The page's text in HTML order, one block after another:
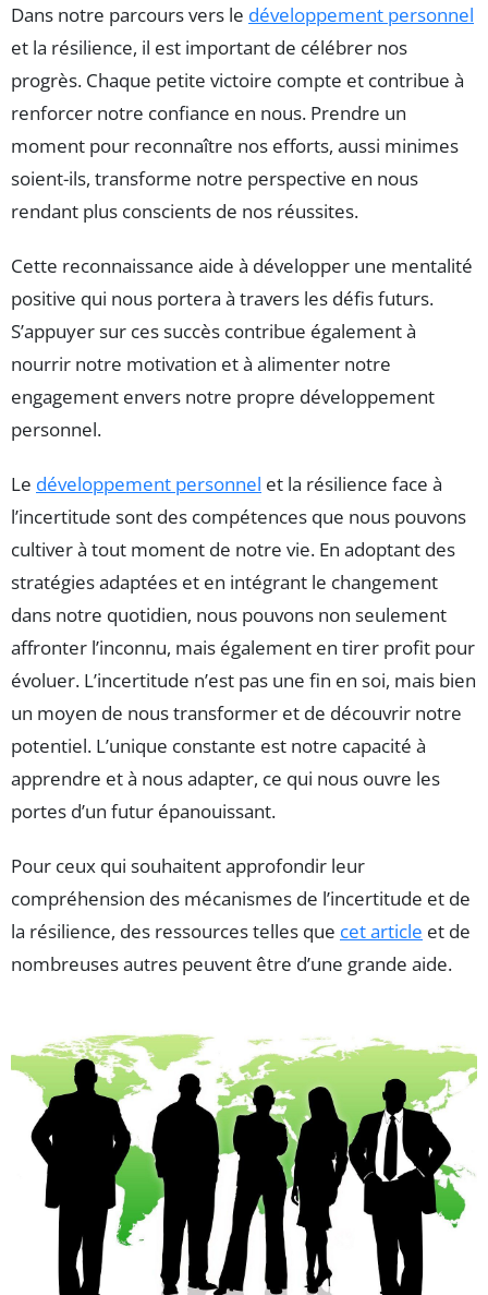
Dans notre parcours vers le développement personnel
et la résilience, il est important de célébrer nos
progrès. Chaque petite victoire compte et contribue à
renforcer notre confiance en nous. Prendre un
moment pour reconnaître nos efforts, aussi minimes
soient-ils, transforme notre perspective en nous
rendant plus conscients de nos réussites.
Cette reconnaissance aide à développer une mentalité
positive qui nous portera à travers les défis futurs.
S’appuyer sur ces succès contribue également à
nourrir notre motivation et à alimenter notre
engagement envers notre propre développement
personnel.
Le développement personnel et la résilience face à
l’incertitude sont des compétences que nous pouvons
cultiver à tout moment de notre vie. En adoptant des
stratégies adaptées et en intégrant le changement
dans notre quotidien, nous pouvons non seulement
affronter l’inconnu, mais également en tirer profit pour
évoluer. L’incertitude n’est pas une fin en soi, mais bien
un moyen de nous transformer et de découvrir notre
potentiel. L’unique constante est notre capacité à
apprendre et à nous adapter, ce qui nous ouvre les
portes d’un futur épanouissant.
Pour ceux qui souhaitent approfondir leur
compréhension des mécanismes de l’incertitude et de
la résilience, des ressources telles que cet article et de
nombreuses autres peuvent être d’une grande aide.